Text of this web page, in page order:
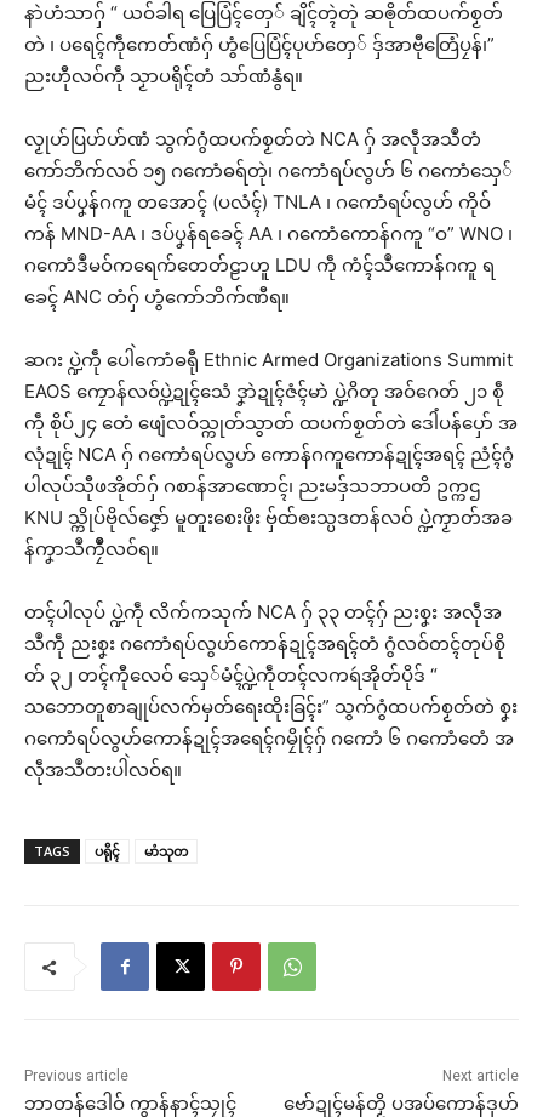
နာဲဟံသာဂှ် “ ယဝ်ခါရ ပြေပြံၚ်တှေ် ချိၚ်တ္ၚဲတုဲ ဆၜိုတ်ထပက်စၟတ်
တဲ ၊ ပရေၚ်ကဵုကေတ်ဏံဂှ် ဟွံပြေပြံၚ်ပုဟ်တှေ် ဒှ်အာဗီုတြေံပၠန်၊”
ညးဟီုလဝ်ကဵု သၟာပရိုၚ်တံ သာ်ဏံနွံရ။
လၟုဟ်ပြဟ်ဟ်ဏံ သွက်ဂွံထပက်စၟတ်တဲ NCA ဂှ် အလဵုအသဳတံ
ကော်ဘိက်လဝ် ၁၅ ဂကောံဓရ်တုဲ၊ ဂကောံရပ်လွဟ် ၆ ဂကောံသှေ်
မံၚ် ဒပ်ပၞန်ဂကူ တအောၚ် (ပလံၚ်) TNLA ၊ ဂကောံရပ်လွဟ် ကိုဝ်
ကန် MND-AA ၊ ဒပ်ပၞန်ရခေၚ် AA ၊ ဂကောံကောန်ဂကူ “ဝ” WNO ၊
ဂကောံဒဳမဝ်ကရေက်တေတ်ဠာဟူ LDU ကဵု ကံၚ်သဳကောန်ဂကူ ရ
ခေၚ် ANC တံဂှ် ဟွံကော်ဘိက်ဏီရ။
ဆဂး ပ္ဍဲကဵု ပေါဲကောံဓရီု Ethnic Armed Organizations Summit
EAOS ကၠောန်လဝ်ပ္ဍဲဍုၚ်သေံ ဒၞာဲဍုၚ်ဇံၚ်မာဲ ပ္ဍဲဂိတု အဝ်ဂေတ် ၂၁ စဵု
ကဵု စိုပ်၂၄ တေံ ဖျေံလဝ်သ္ကုတ်သွာတ် ထပက်စၟတ်တဲ ဒေါံပန်ပှော် အ
လုံဍုၚ် NCA ဂှ် ဂကောံရပ်လွဟ် ကောန်ဂကူကောန်ဍုၚ်အရၚ် ညံၚ်ဂွံ
ပါလုပ်သီုဖအိုတ်ဂှ် ဂစာန်အာဏောၚ်၊ ညးမဒှ်သဘာပတိ ဥက္ကဌ
KNU သ္ကိုပ်ဗိုလ်ဇၞော် မူတူးစေးဖိုး ဗှ်ထ်ၜးသ္ပဒတန်လဝ် ပ္ဍဲကၟာတ်အခ
န်ကၞာသဳကၠဳဳလဝ်ရ။
တၚ်ပါလုပ် ပ္ဍဲကဵု လိက်ကသုက် NCA ဂှ် ၃၃ တၚ်ဂှ် ညးစၞး အလဵုအ
သဳကဵု ညးစၞး ဂကောံရပ်လွဟ်ကောန်ဍုၚ်အရၚ်တံ ဂွံလဝ်တၚ်တုပ်စို
တ် ၃၂ တၚ်ကီုလေဝ် သှေ်မံၚ်ပ္ဍဲကဵုတၚ်လကရဴအိုတ်ပိုဒ် “
သဘောတူစာချုပ်လက်မှတ်ရေးထိုးခြၚ်း” သွက်ဂွံထပက်စၟတ်တဲ စၞး
ဂကောံရပ်လွဟ်ကောန်ဍုၚ်အရေၚ်ဂမၠိုၚ်ဂှ် ဂကောံ ၆ ဂကောံတေံ အ
လဵုအသဳတးပါဲလဝ်ရ။
TAGS ပရိုၚ် မာံသုတ
Previous article
ဘာတန်ဒေါဝ် ကွာန်နာၚ်သၠုၚ်
Next article
ဗော်ဍုၚ်မန်တၟိ ပအပ်ကောန်ဒုဟ်